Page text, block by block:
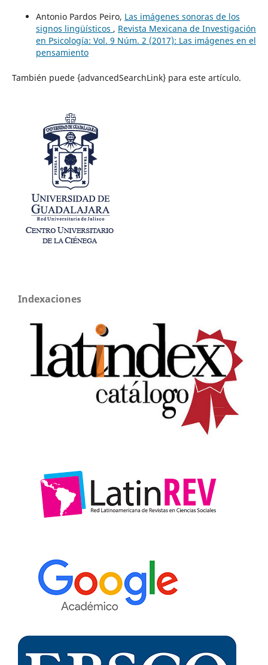
Antonio Pardos Peiro, Las imágenes sonoras de los
signos lingüísticos , Revista Mexicana de Investigación
en Psicología: Vol. 9 Núm. 2 (2017): Las imágenes en el
pensamiento
También puede {advancedSearchLink} para este artículo.
Indexaciones